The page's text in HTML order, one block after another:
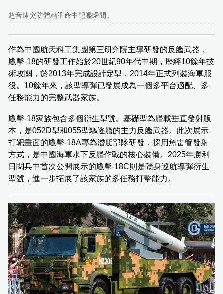
超音速突防體精準命中靶艦瞬間。
作為中國航天科工集團第三研究院主導研發的反艦武器，
鷹擊-18的研發工作始於20世紀90年代中期，歷經10餘年技
術攻關，於2013年完成設計定型，2014年正式列裝海軍服
役。10餘年來，該型導彈已發展成為一個多平台適配、多
任務能力的完整武器家族。
鷹擊-18家族包含多個衍生型號。基礎型為艦載垂直發射版
本，是052D型和055型驅逐艦的主力反艦武器。此次展示
打靶畫面的鷹擊-18A專為潛艇部隊研發，採用魚雷管發射
方式，是中國海軍水下反艦作戰的核心裝備。2025年勝利
日閱兵中首次公開展示的鷹擊-18C則是隱身巡航導彈衍生
型號，進一步拓展了該家族的多任務打擊能力。